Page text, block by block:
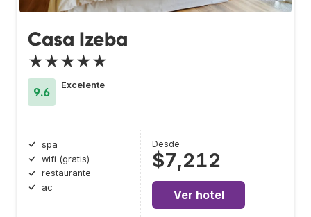
Casa Izeba
★★★★★
9.6
Excelente
spa
wifi (gratis)
restaurante
ac
Desde
$7,212
Ver hotel